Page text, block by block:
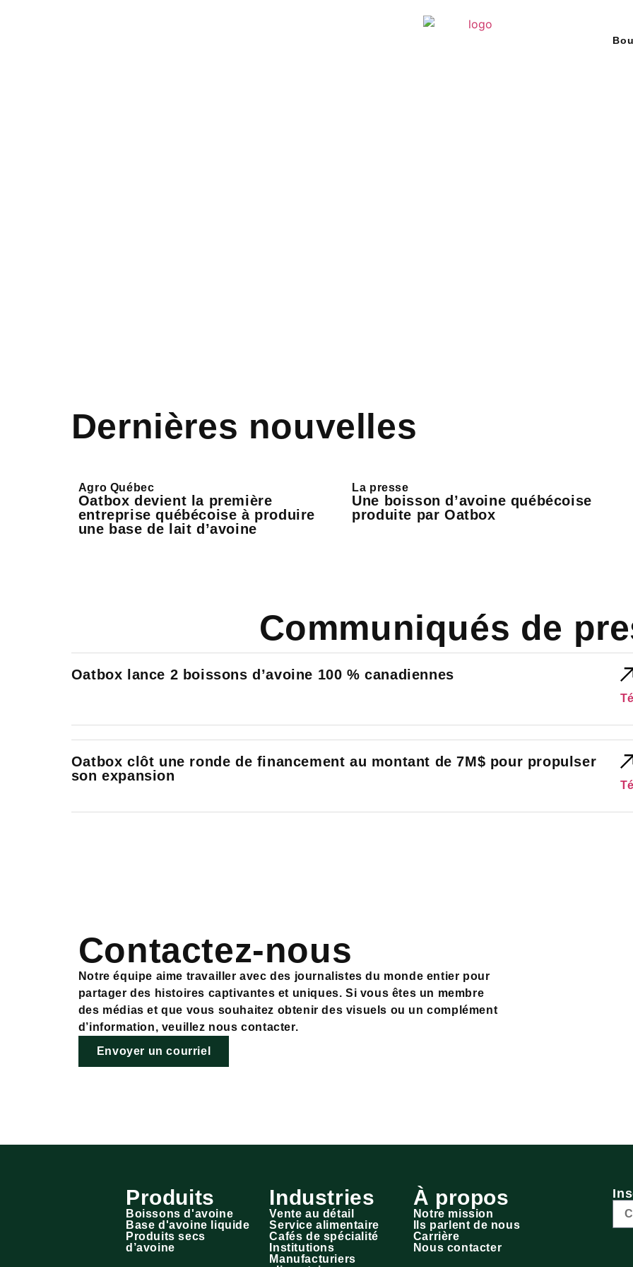
Dernières nouvelles
Agro Québec
Oatbox devient la première
entreprise québécoise à produire
une base de lait d’avoine
La presse
Une boisson d’avoine québécoise
produite par Oatbox
Communiqués de
Oatbox lance 2 boissons d’avoine 100 % canadiennes
Oatbox clôt une ronde de financement au montant de 7M$ pour propulser
son expansion
Contactez-nous
Notre équipe aime travailler avec des journalistes du monde entier pour
partager des histoires captivantes et uniques. Si vous êtes un membre
des médias et que vous souhaitez obtenir des visuels ou un complément
d’information, veuillez nous contacter.
Envoyer un courriel
Produits
Boissons d'avoine
Base d'avoine liquide
Produits secs
d’avoine
Industries
Vente au détail
Service alimentaire
Cafés de spécialité
Institutions
Manufacturiers
À propos
Notre mission
Ils parlent de nous
Carrière
Nous contacter